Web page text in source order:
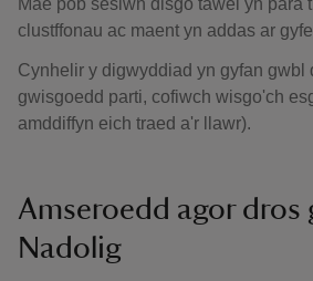
Mae pob sesiwn disgo tawel yn para
clustffonau ac maent yn addas ar
Cynhelir y digwyddiad yn gyfan gwbl
gwisgoedd parti, cofiwch wisgo'ch
amddiffyn eich traed a'r llawr).
Amseroedd agor dros
Nadolig